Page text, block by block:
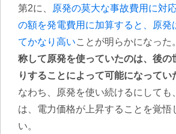
第2に、
原発の莫大な事故費用に対
の額を発電費用に加算すると、原発
てかなり高いことが明らかになった。
称して原発を使っていたのは、後の
りすることによって可能になってい
なわち、原発を使い続けるにしても
は、電力価格が上昇することを覚悟
い。